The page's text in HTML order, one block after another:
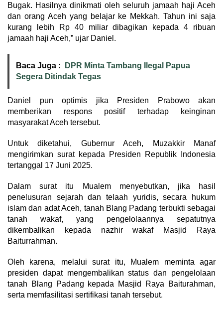
Bugak. Hasilnya dinikmati oleh seluruh jamaah haji Aceh
dan orang Aceh yang belajar ke Mekkah. Tahun ini saja
kurang lebih Rp 40 miliar dibagikan kepada 4 ribuan
jamaah haji Aceh,” ujar Daniel.
Baca Juga :
DPR Minta Tambang Ilegal Papua
Segera Ditindak Tegas
Daniel pun optimis jika Presiden Prabowo akan
memberikan respons positif terhadap keinginan
masyarakat Aceh tersebut.
Untuk diketahui, Gubernur Aceh, Muzakkir Manaf
mengirimkan surat kepada Presiden Republik Indonesia
tertanggal 17 Juni 2025.
Dalam surat itu Mualem menyebutkan, jika hasil
penelusuran sejarah dan telaah yuridis, secara hukum
islam dan adat Aceh, tanah Blang Padang terbukti sebagai
tanah wakaf, yang pengelolaannya sepatutnya
dikembalikan kepada nazhir wakaf Masjid Raya
Baiturrahman.
Oleh karena, melalui surat itu, Mualem meminta agar
presiden dapat mengembalikan status dan pengelolaan
tanah Blang Padang kepada Masjid Raya Baiturahman,
serta memfasilitasi sertifikasi tanah tersebut.